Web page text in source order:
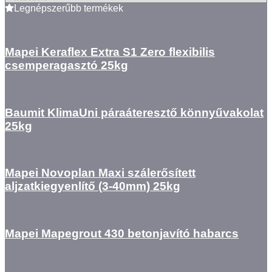
Legnépszerűbb termékek
Mapei Keraflex Extra S1 Zero flexibilis
csemperagasztó 25kg
Baumit KlimaUni páraáteresztő könnyűvakolat
25kg
Mapei Novoplan Maxi szálerősített
aljzatkiegyenlítő (3-40mm) 25kg
Mapei Mapegrout 430 betonjavító habarcs